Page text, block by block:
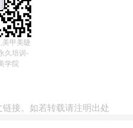
美甲美睫
久培训-
学院
链接。如若转载请注明出处